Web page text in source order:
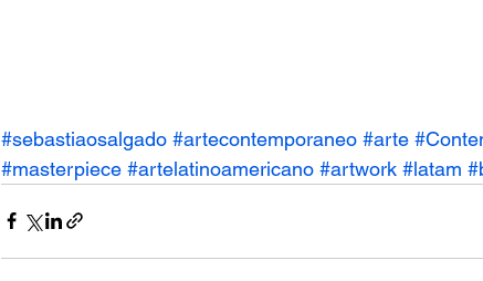
#sebastiaosalgado #artecontemporaneo #arte
#masterpiece #artelatinoamericano #artwork #latam